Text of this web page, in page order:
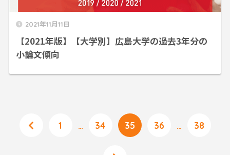
2021年11月11日
【2021年版】【大学別】広島大学の過去3年分の
小論文傾向
1 … 34 35 36 … 38